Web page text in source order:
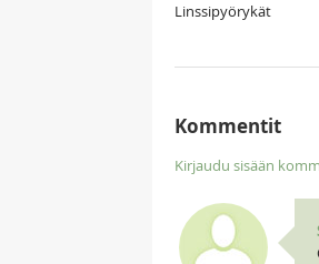
Linssipyörykät
Kommentit
Kirjaudu sisään